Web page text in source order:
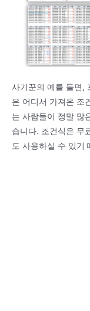
사기꾼의 예를 들면,
은 어디서 가져온 조
는 사람들이 정말 많
습니다. 조건식은 무
도 사용하실 수 있기